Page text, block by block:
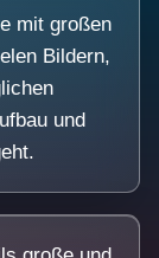
mit großen
Bildern,
und